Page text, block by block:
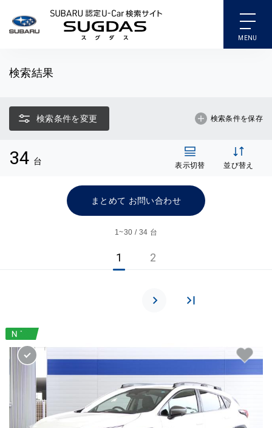
SUBARU 認定U-Car検索
検索結果
検索条件を変更 検索条件を保存
34 台 表示切替 並び替え
まとめて お問い合わせ
1~30 / 34 台
1 2